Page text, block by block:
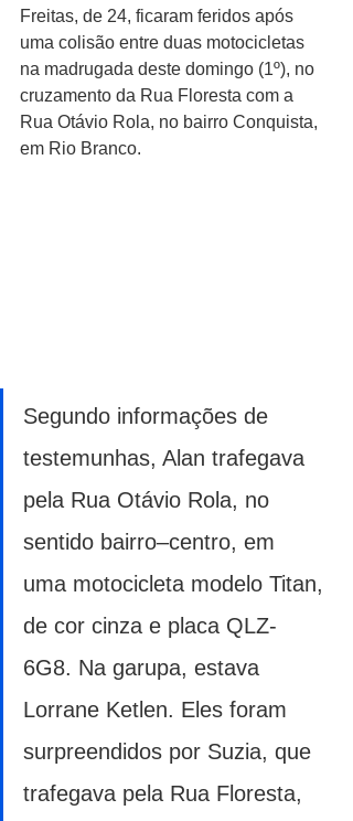
Freitas, de 24, ficaram feridos após
uma colisão entre duas motocicletas
na madrugada deste domingo (1º), no
cruzamento da Rua Floresta com a
Rua Otávio Rola, no bairro Conquista,
em Rio Branco.
Segundo informações de
testemunhas, Alan trafegava
pela Rua Otávio Rola, no
sentido bairro–centro, em
uma motocicleta modelo Titan,
de cor cinza e placa QLZ-
6G8. Na garupa, estava
Lorrane Ketlen. Eles foram
surpreendidos por Suzia, que
trafegava pela Rua Floresta,